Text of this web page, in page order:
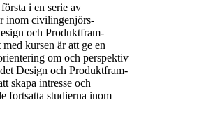
i en serie av
inom civilingenjörs-
och Produktfram-
kursen är att ge en
om och perspektiv
Design och Produktfram-
skapa intresse och
fortsatta studierna inom